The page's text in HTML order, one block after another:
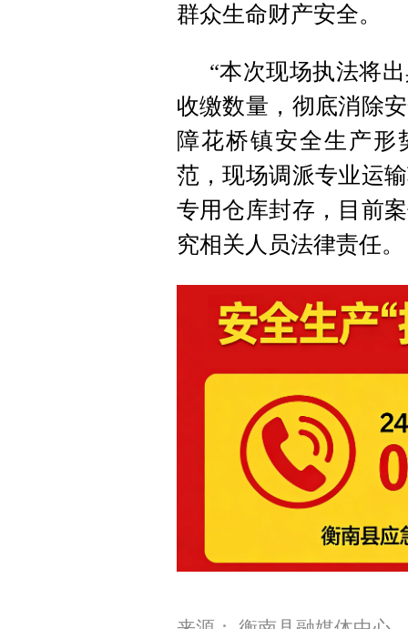
群众生命财产安全。
“本次现场执法将
收缴数量，彻底消除
障花桥镇安全生产形
范，现场调派专业运
专用仓库封存，目前
究相关人员法律责任。